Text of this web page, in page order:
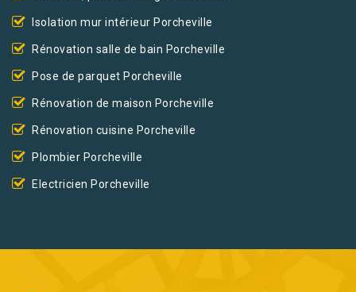
Isolation mur intérieur Porcheville
Rénovation salle de bain Porcheville
Pose de parquet Porcheville
Rénovation de maison Porcheville
Rénovation cuisine Porcheville
Plombier Porcheville
Electricien Porcheville